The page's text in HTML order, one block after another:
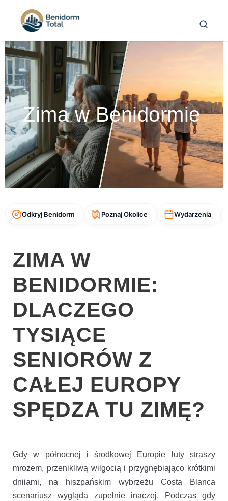
Zima w Benidormie
Odkryj Benidorm Poznaj Okolice Wydarzenia
ZIMA W
BENIDORMIE:
DLACZEGO
TYSIĄCE
SENIORÓW Z
CAŁEJ EUROPY
SPĘDZA TU ZIMĘ?
Gdy w północnej i środkowej Europie luty straszy
mrozem, przenikliwą wilgocią i przygnębiająco krótkimi
dniiami, na hiszpańskim wybrzeżu Costa Blanca
scenariusz wygląda zupełnie inaczej. Podczas gdy